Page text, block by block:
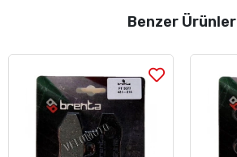
Benzer Ürünler